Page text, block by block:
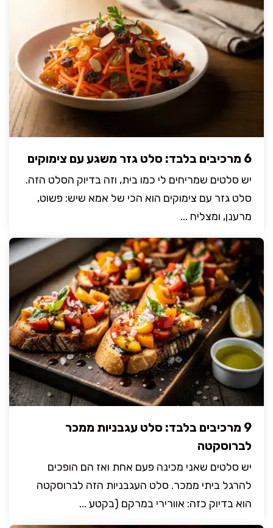
6 מרכיבים בלבד: סלט גזר משגע עם צימוקים
יש סלטים שמריחים לי כמו בית, וזה בדיוק הסלט הזה.
סלט גזר עם צימוקים הוא הכי של אמא שיש: פשוט,
מרענן, ומצליח ...
9 מרכיבים בלבד: סלט עגבניות ממכר
לברוסקטה
יש סלטים שאני מכינה פעם אחת ואז הם הופכים
להרגל ביתי ממכר. סלט העגבניות הזה לברוסקטה
הוא בדיוק כזה: אוורירי במרקם (בקטע ...